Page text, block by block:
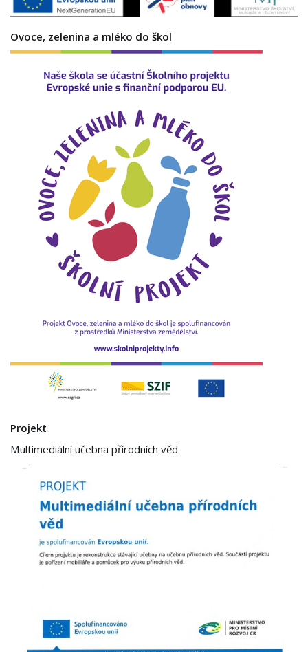
Ovoce, zelenina a mléko do škol
Projekt
Multimediální učebna přírodních věd